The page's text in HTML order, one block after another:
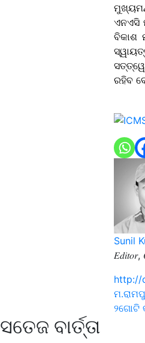
ଏନଏସି
ବିକାଶ
ରହିବ
Sunil
𝐸𝑑𝑖𝑡𝑜𝑟,
http://
୨ଗୋଟି
ସତେଜ ବାର୍ତ୍ତା